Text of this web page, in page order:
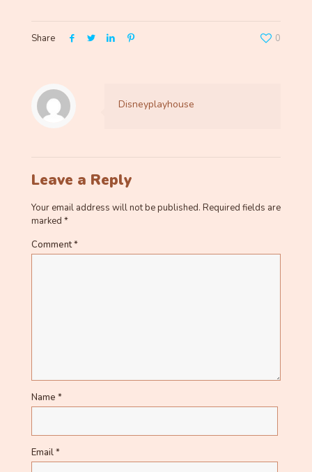
Share 0
Disneyplayhouse
Leave a Reply
Your email address will not be published. Required fields are
marked *
Comment*
Name *
Email*